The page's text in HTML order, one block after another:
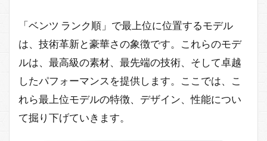
「ベンツ ランク順」で最上位に位置するモデル
は、技術革新と豪華さの象徴です。これらのモデ
ルは、最高級の素材、最先端の技術、そして卓越
したパフォーマンスを提供します。ここでは、こ
れら最上位モデルの特徴、デザイン、性能につい
て掘り下げていきます。